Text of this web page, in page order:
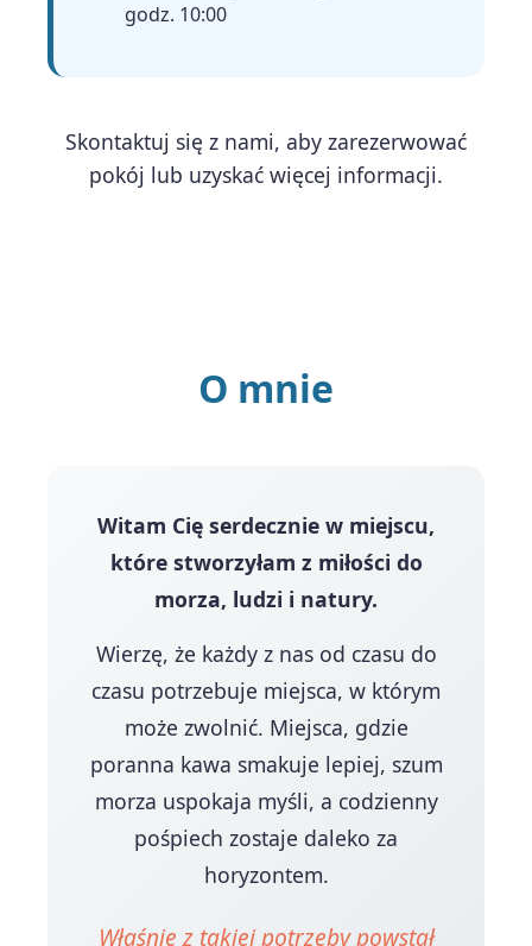
godz. 10:00
Skontaktuj się z nami, aby zarezerwować
pokój lub uzyskać więcej informacji.
O mnie
Witam Cię serdecznie w miejscu,
które stworzyłam z miłości do
morza, ludzi i natury.
Wierzę, że każdy z nas od czasu do
czasu potrzebuje miejsca, w którym
może zwolnić. Miejsca, gdzie
poranna kawa smakuje lepiej, szum
morza uspokaja myśli, a codzienny
pośpiech zostaje daleko za
horyzontem.
Właśnie z takiej potrzeby powstał